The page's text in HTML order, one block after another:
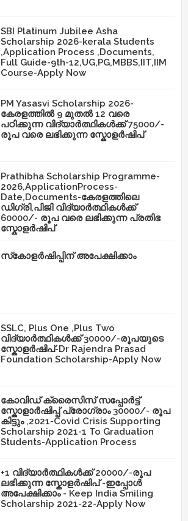
SBI Platinum Jubilee Asha
Scholarship 2026-kerala Students
,Application Process ,Documents,
Full Guide-9th-12,UG,PG,MBBS,IIT,IIM
Course-Apply Now
PM Yasasvi Scholarship 2026-
കേരളത്തിൽ 9 മുതൽ 12 വരെ
പഠിക്കുന്ന വിദ്യാർത്ഥികൾക്ക് 75000/-
രൂപ വരെ ലഭിക്കുന്ന സ്കോളർഷിപ്
Prathibha Scholarship Programme-
2026,ApplicationProcess-
Date,Documents-കേരളത്തിലെ
ഡിഗ്രി,പിജി വിദ്യാർത്ഥികൾക്ക്
60000/- രൂപ വരെ ലഭിക്കുന്ന പ്രതിഭ
സ്കോളർഷിപ്
സ്‌കോളർഷിപ്പിന് അപേക്ഷിക്കാം
SSLC, Plus One ,Plus Two
വിദ്യാർത്ഥികൾക്ക് 30000/-രൂപയുടെ
സ്കോളർഷിപ്-Dr Rajendra Prasad
Foundation Scholarship-Apply Now
കോവിഡ് ക്രൈസിസ് സപ്പോർട്ട്
സ്കോളാർഷിപ്പ് പ്രോഗ്രാം 30000/- രൂപ
കിട്ടും ,2021-Covid Crisis Supporting
Scholarship 2021-1 To Graduation
Students-Application Process
+1 വിദ്യാർത്ഥികൾക്ക് 20000/-രൂപ
ലഭിക്കുന്ന സ്കോളർഷിപ് -ഇപ്പോൾ
അപേക്ഷിക്കാം - Keep India Smiling
Scholarship 2021-22-Apply Now